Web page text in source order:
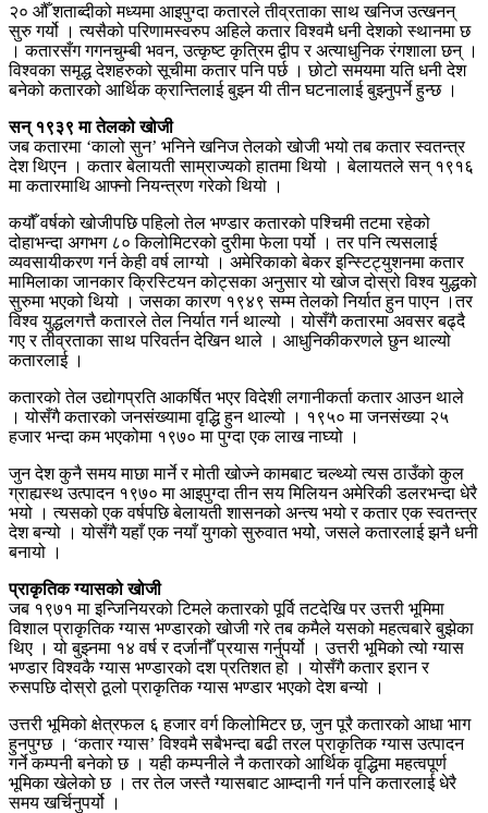
२० औँ शताब्दीको मध्यमा आइपुग्दा कतारले तीव्रताका साथ खनिज उत्खनन्
सुरु गर्यो । त्यसैको परिणामस्वरुप अहिले कतार विश्वमै धनी देशको स्थानमा छ
। कतारसँग गगनचुम्बी भवन, उत्कृष्ट कृत्रिम द्वीप र अत्याधुनिक रंगशाला छन् ।
विश्वका समृद्ध देशहरुको सूचीमा कतार पनि पर्छ । छोटो समयमा यति धनी देश
बनेको कतारको आर्थिक क्रान्तिलाई बुझ्न यी तीन घटनालाई बुझ्नुपर्ने हुन्छ ।
सन् १९३९ मा तेलको खोजी
जब कतारमा ‘कालो सुन’ भनिने खनिज तेलको खोजी भयो तब कतार स्वतन्त्र
देश थिएन । कतार बेलायती साम्राज्यको हातमा थियो । बेलायतले सन् १९१६
मा कतारमाथि आफ्नो नियन्त्रण गरेको थियो ।
कयौँ वर्षको खोजीपछि पहिलो तेल भण्डार कतारको पश्चिमी तटमा रहेको
दोहाभन्दा अगभग ८० किलोमिटरको दुरीमा फेला पर्यो । तर पनि त्यसलाई
व्यवसायीकरण गर्न केही वर्ष लाग्यो । अमेरिकाको बेकर इन्स्टिट्युशनमा कतार
मामिलाका जानकार क्रिस्टियन कोट्सका अनुसार यो खोज दोस्रो विश्व युद्धको
सुरुमा भएको थियो । जसका कारण १९४९ सम्म तेलको निर्यात हुन पाएन ।तर
विश्व युद्धलगत्तै कतारले तेल निर्यात गर्न थाल्यो । योसँगै कतारमा अवसर बढ्दै
गए र तीव्रताका साथ परिवर्तन देखिन थाले । आधुनिकीकरणले छुन थाल्यो
कतारलाई ।
कतारको तेल उद्योगप्रति आकर्षित भएर विदेशी लगानीकर्ता कतार आउन थाले
। योसँगै कतारको जनसंख्यामा वृद्धि हुन थाल्यो । १९५० मा जनसंख्या २५
हजार भन्दा कम भएकोमा १९७० मा पुग्दा एक लाख नाघ्यो ।
जुन देश कुनै समय माछा मार्ने र मोती खोज्ने कामबाट चल्थ्यो त्यस ठाउँको कुल
ग्राह्यस्थ उत्पादन १९७० मा आइपुग्दा तीन सय मिलियन अमेरिकी डलरभन्दा धेरै
भयो । त्यसको एक वर्षपछि बेलायती शासनको अन्त्य भयो र कतार एक स्वतन्त्र
देश बन्यो । योसँगै यहाँ एक नयाँ युगको सुरुवात भयोे, जसले कतारलाई झनै धनी
बनायो ।
प्राकृतिक ग्यासको खोजी
जब १९७१ मा इन्जिनियरको टिमले कतारको पूर्वि तटदेखि पर उत्तरी भूमिमा
विशाल प्राकृतिक ग्यास भण्डारको खोजी गरे तब कमैले यसको महत्वबारे बुझेका
थिए । यो बुझ्नमा १४ वर्ष र दर्जानौँ प्रयास गर्नुपर्यो । उत्तरी भूमिको त्यो ग्यास
भण्डार विश्वकै ग्यास भण्डारको दश प्रतिशत हो । योसँगै कतार इरान र
रुसपछि दोस्रो ठूलो प्राकृतिक ग्यास भण्डार भएको देश बन्यो ।
उत्तरी भूमिको क्षेत्रफल ६ हजार वर्ग किलोमिटर छ, जुन पूरै कतारको आधा भाग
हुनपुग्छ । ‘कतार ग्यास’ विश्वमै सबैभन्दा बढी तरल प्राकृतिक ग्यास उत्पादन
गर्ने कम्पनी बनेको छ । यही कम्पनीले नै कतारको आर्थिक वृद्धिमा महत्वपूर्ण
भूमिका खेलेको छ । तर तेल जस्तै ग्यासबाट आम्दानी गर्न पनि कतारलाई धेरै
समय खर्चिनुपर्यो ।